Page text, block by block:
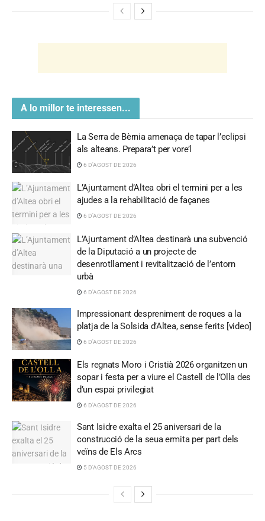
A lo millor te interessen...
La Serra de Bèrnia amenaça de tapar l’eclipsi
als alteans. Prepara’t per vore’l
6 D'AGOST DE 2026
L’Ajuntament d’Altea obri el termini per a les
ajudes a la rehabilitació de façanes
6 D'AGOST DE 2026
L’Ajuntament d’Altea destinarà una subvenció
de la Diputació a un projecte de
desenrotllament i revitalització de l’entorn
urbà
6 D'AGOST DE 2026
Impressionant despreniment de roques a la
platja de la Solsida d’Altea, sense ferits [video]
6 D'AGOST DE 2026
Els regnats Moro i Cristià 2026 organitzen un
sopar i festa per a viure el Castell de l’Olla des
d’un espai privilegiat
6 D'AGOST DE 2026
Sant Isidre exalta el 25 aniversari de la
construcció de la seua ermita per part dels
veïns de Els Arcs
5 D'AGOST DE 2026